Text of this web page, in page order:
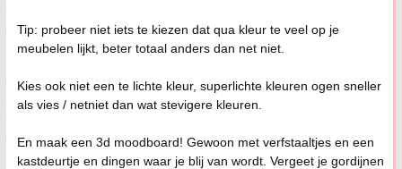
Tip: probeer niet iets te kiezen dat qua kleur te veel op je
meubelen lijkt, beter totaal anders dan net niet.
Kies ook niet een te lichte kleur, superlichte kleuren ogen sneller
als vies / netniet dan wat stevigere kleuren.
En maak een 3d moodboard! Gewoon met verfstaaltjes en een
kastdeurtje en dingen waar je blij van wordt. Vergeet je gordijnen